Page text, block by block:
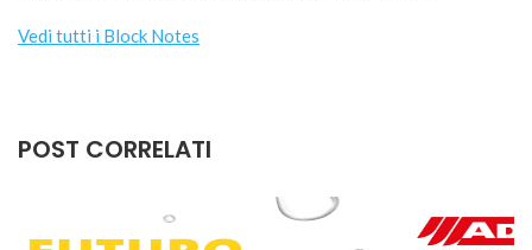
Vedi tutti i Block Notes
POST CORRELATI